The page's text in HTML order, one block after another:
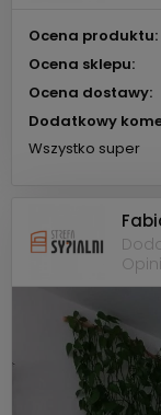
Ocena produktu:
Ocena sklepu:
Ocena dostawy:
Dodatkowy
Wszystko super